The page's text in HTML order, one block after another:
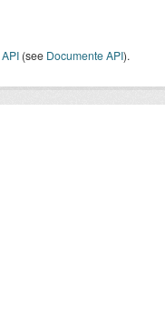
API (see Documente API).